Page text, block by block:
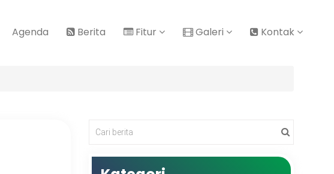
Agenda Berita Fitur Galeri Kontak